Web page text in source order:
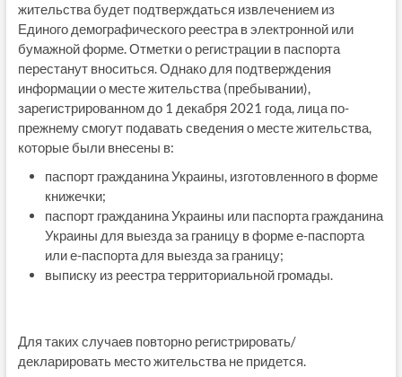
жительства будет подтверждаться извлечением из
Единого демографического реестра в электронной или
бумажной форме. Отметки о регистрации в паспорта
перестанут вноситься. Однако для подтверждения
информации о месте жительства (пребывании),
зарегистрированном до 1 декабря 2021 года, лица по-
прежнему смогут подавать сведения о месте жительства,
которые были внесены в:
паспорт гражданина Украины, изготовленного в форме
книжечки;
паспорт гражданина Украины или паспорта гражданина
Украины для выезда за границу в форме е-паспорта
или е-паспорта для выезда за границу;
выписку из реестра территориальной громады.
Для таких случаев повторно регистрировать/
декларировать место жительства не придется.